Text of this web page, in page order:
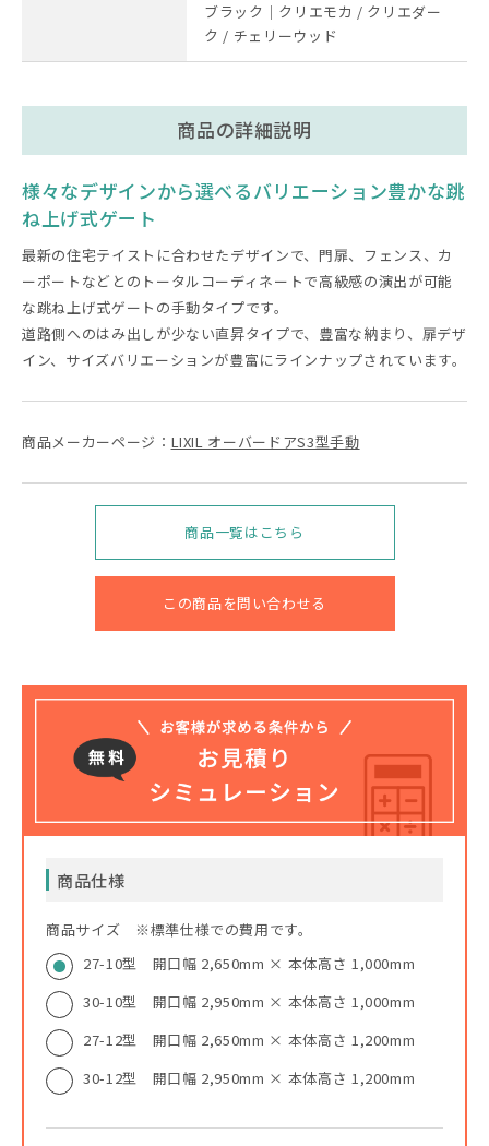
ブラック｜クリエモカ / クリエダー
ク / チェリーウッド
商品の詳細説明
様々なデザインから選べるバリエーション豊かな跳
ね上げ式ゲート
最新の住宅テイストに合わせたデザインで、門扉、フェンス、カ
ーポートなどとのトータルコーディネートで高級感の演出が可能
な跳ね上げ式ゲートの手動タイプです。
道路側へのはみ出しが少ない直昇タイプで、豊富な納まり、扉デザ
イン、サイズバリエーションが豊富にラインナップされています。
商品メーカーページ： LIXIL オーバードアS3型手動
商品一覧はこちら
この商品を問い合わせる
商品仕様
商品サイズ ※標準仕様での費用です。
27-10型 開口幅 2,650mm × 本体高さ 1,000mm
30-10型 開口幅 2,950mm × 本体高さ 1,000mm
27-12型 開口幅 2,650mm × 本体高さ 1,200mm
30-12型 開口幅 2,950mm × 本体高さ 1,200mm